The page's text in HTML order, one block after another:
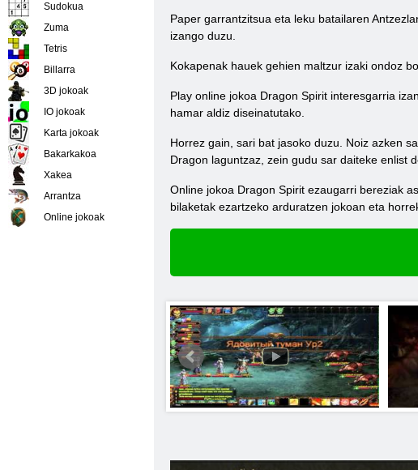
Paper garrantzitsua eta leku batailaren
izango duzu.
Kokapenak hauek gehien maltzur izaki ondoz
Play online jokoa Dragon Spirit interesgarria
hamar aldiz diseinatutako.
Horrez gain, sari bat jasoko duzu. Noiz azken
Dragon laguntzaz, zein gudu sar daiteke enlist
Online jokoa Dragon Spirit ezaugarri bereziak
bilaketak ezartzeko arduratzen jokoan eta
Sudokua
Zuma
Tetris
Billarra
3D jokoak
IO jokoak
Karta jokoak
Bakarkakoa
Xakea
Arrantza
Online jokoak